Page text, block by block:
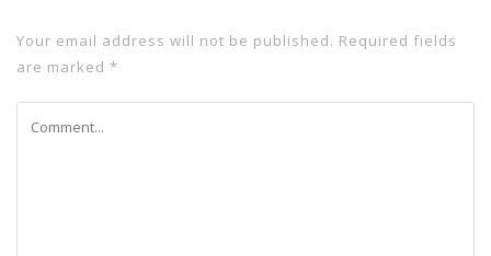
Your email address will not be published. Required fields
are marked *